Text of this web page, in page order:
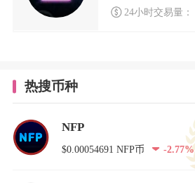
24小时交易量：
热搜币种
NFP
$0.00054691 NFP币 -2.77%